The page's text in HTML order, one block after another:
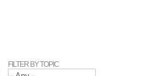
FILTER BY TOPIC